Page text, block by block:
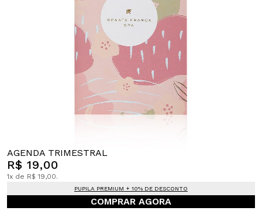
AGENDA TRIMESTRAL
R$ 19,00
1x de R$ 19,00.
PUPILA PREMIUM + 10% DE DESCONTO
COMPRAR AGORA